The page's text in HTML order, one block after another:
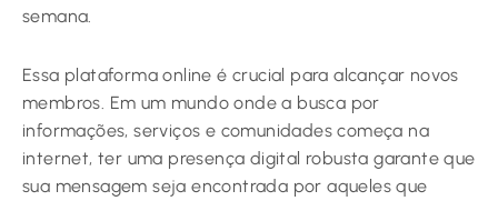
semana.
Essa plataforma online é crucial para alcançar novos
membros. Em um mundo onde a busca por
informações, serviços e comunidades começa na
internet, ter uma presença digital robusta garante que
sua mensagem seja encontrada por aqueles que